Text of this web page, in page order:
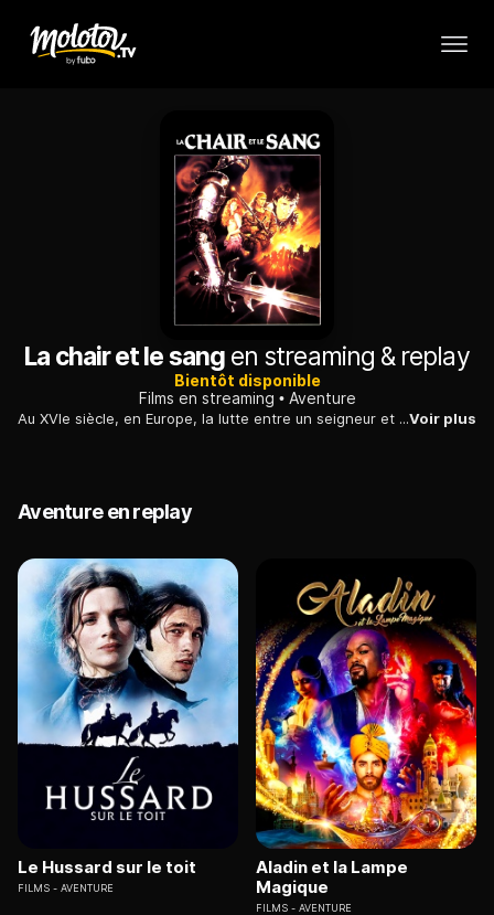
La chair et le sangen streaming & replay
Bientôt disponible
Films en streaming
Aventure
Au XVIe siècle, en Europe, la lutte entre un seigneur et des mercenaires qui, après avoir aidé le gentilhomme à reprendre ses terres, ont été trahis.Voir plus
Aventure en replay
Le Hussard sur le toit
FILMS AVENTURE
Aladin et la Lampe
Magique
FILMS AVENTURE